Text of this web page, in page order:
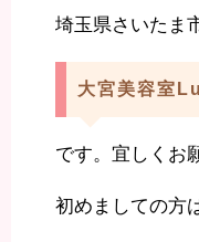
埼玉県さいたま
大宮美容室
です。宜しくお
初めましての方